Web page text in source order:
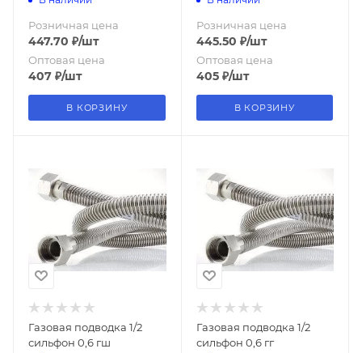
Розничная цена
447.70 ₽/шт
Оптовая цена
407 ₽/шт
В КОРЗИНУ
Розничная цена
445.50 ₽/шт
Оптовая цена
405₽/шт
В КОРЗИНУ
Газовая подводка 1/2
сильфон 0,6 гш
Газовая подводка 1/2
сильфон 0,6 гг